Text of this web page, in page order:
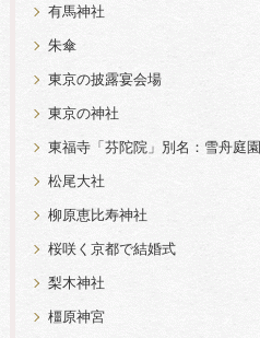
有馬神社
朱傘
東京の披露宴会場
東京の神社
東福寺「芬陀院」別名：雪舟庭園
松尾大社
柳原恵比寿神社
桜咲く京都で結婚式
梨木神社
橿原神宮